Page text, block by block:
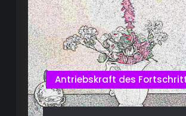
Antriebskraft des